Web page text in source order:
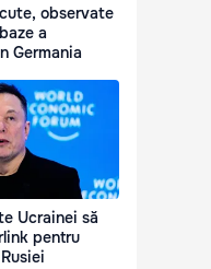
observate
a
Germania
Ucrainei să
pentru